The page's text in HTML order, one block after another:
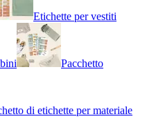
Etichette per vestiti
Pacchetto
di etichette per materiale